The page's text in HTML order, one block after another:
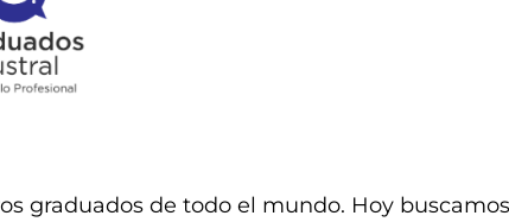
graduados de todo el mundo. Hoy